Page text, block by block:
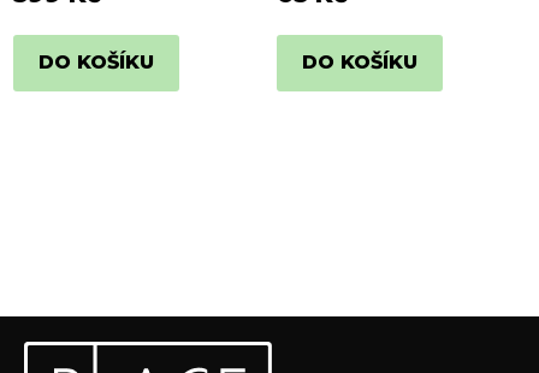
DO KOŠÍKU DO KOŠÍKU
Odebírat newsletter